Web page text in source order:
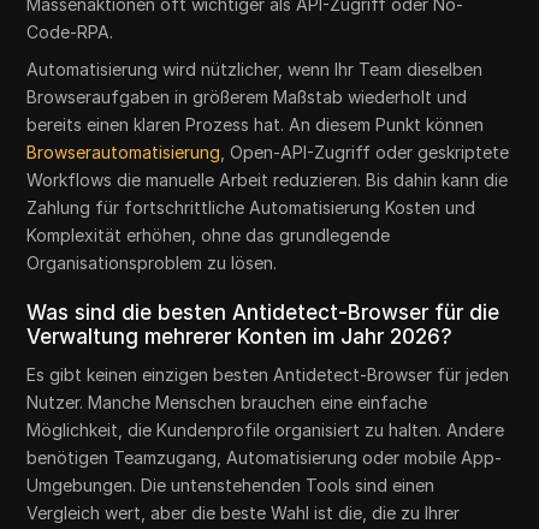
Massenaktionen oft wichtiger als API-Zugriff oder No-
Code-RPA.
Automatisierung wird nützlicher, wenn Ihr Team dieselben
Browseraufgaben in größerem Maßstab wiederholt und
bereits einen klaren Prozess hat. An diesem Punkt können
Browserautomatisierung , Open-API-Zugriff oder geskriptete
Workflows die manuelle Arbeit reduzieren. Bis dahin kann die
Zahlung für fortschrittliche Automatisierung Kosten und
Komplexität erhöhen, ohne das grundlegende
Organisationsproblem zu lösen.
Was sind die besten Antidetect-Browser für die
Verwaltung mehrerer Konten im Jahr 2026?
Es gibt keinen einzigen besten Antidetect-Browser für jeden
Nutzer. Manche Menschen brauchen eine einfache
Möglichkeit, die Kundenprofile organisiert zu halten. Andere
benötigen Teamzugang, Automatisierung oder mobile App-
Umgebungen. Die untenstehenden Tools sind einen
Vergleich wert, aber die beste Wahl ist die, die zu Ihrer